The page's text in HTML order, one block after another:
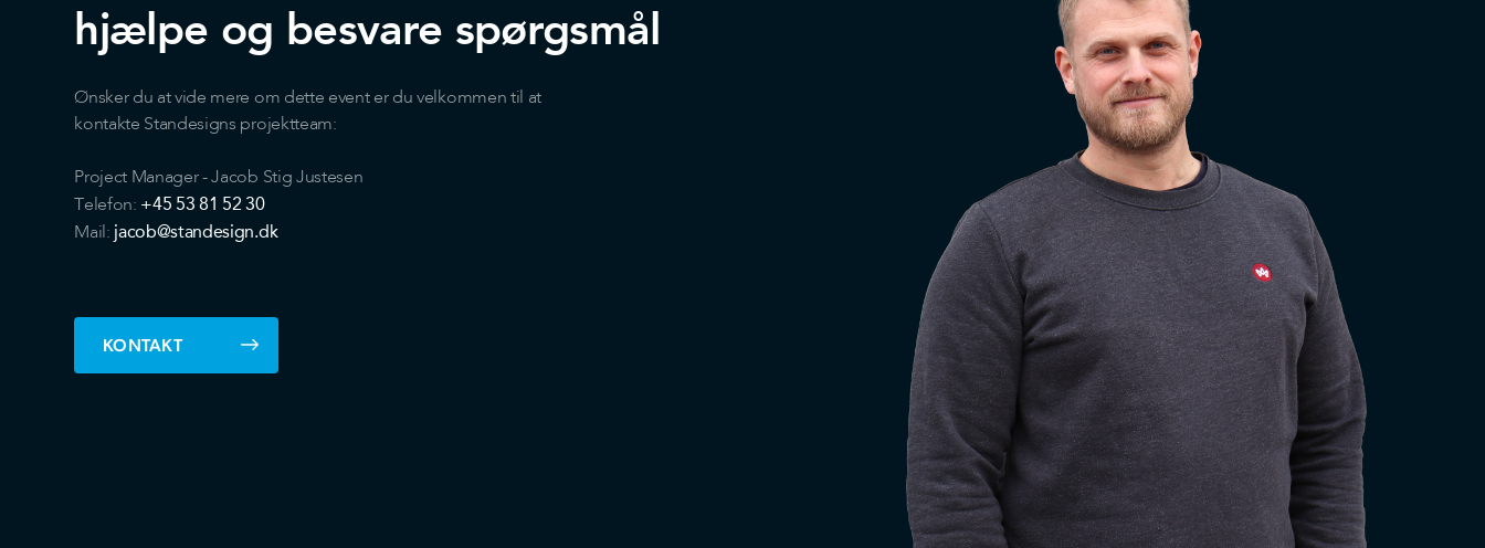
hjælpe og besvare spørgsmål
Ønsker du at vide mere om dette event er du velkommen til at
kontakte Standesigns projektteam:
Project Manager - Jacob Stig Justesen
Telefon: +45 53 81 52 30
Mail: jacob@standesign.dk
KONTAKT